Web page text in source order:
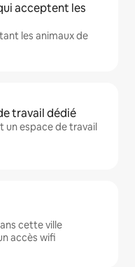
acceptent les
les animaux de
travail dédié
un espace de travail
cette ville
accès wifi